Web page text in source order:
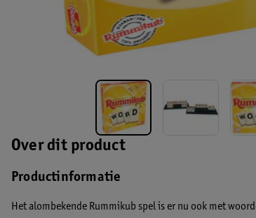
Over dit product
Productinformatie
Het alombekende Rummikub spel is er nu ook met